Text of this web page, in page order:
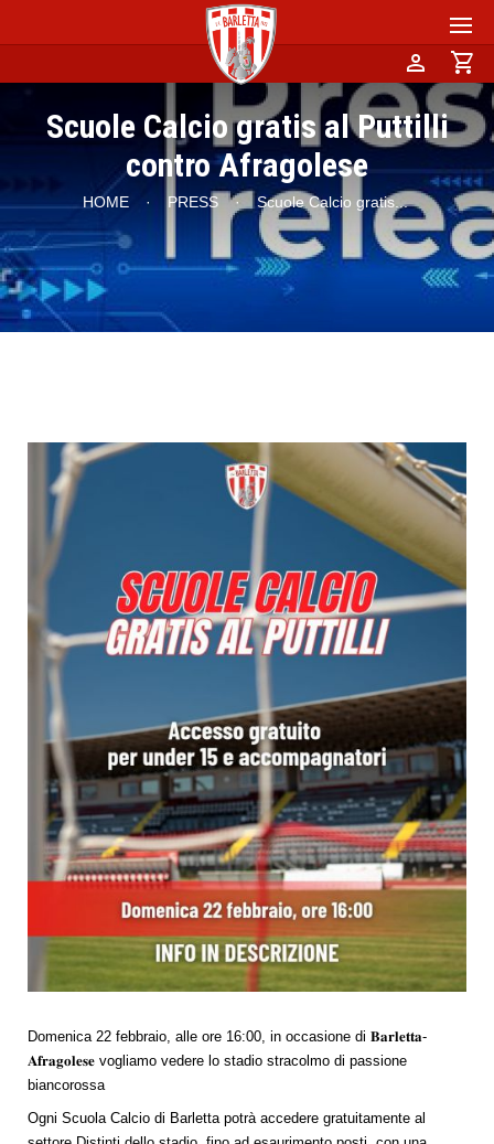
person shopping_cart
Scuole Calcio gratis al Puttilli
contro Afragolese
HOME · PRESS · Scuole Calcio gratis...
Domenica 22 febbraio, alle ore 16:00, in occasione di 𝐁𝐚𝐫𝐥𝐞𝐭𝐭𝐚-
𝐀𝐟𝐫𝐚𝐠𝐨𝐥𝐞𝐬𝐞 vogliamo vedere lo stadio stracolmo di passione
biancorossa
Ogni Scuola Calcio di Barletta potrà accedere gratuitamente al